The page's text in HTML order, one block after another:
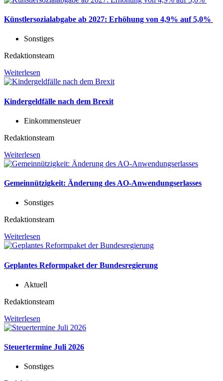
Künstlersozialabgabe ab 2027: Erhöhung von 4,9% auf 5,0%
Sonstiges
Redaktionsteam
Weiterlesen
Kindergeldfälle nach dem Brexit
Einkommensteuer
Redaktionsteam
Weiterlesen
Gemeinnützigkeit: Änderung des AO-Anwendungserlasses
Sonstiges
Redaktionsteam
Weiterlesen
Geplantes Reformpaket der Bundesregierung
Aktuell
Redaktionsteam
Weiterlesen
Steuertermine Juli 2026
Sonstiges